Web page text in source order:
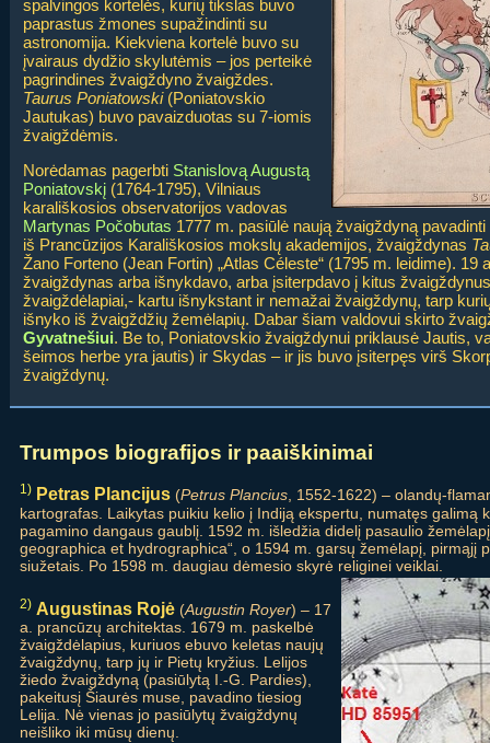
spalvingos kortelės, kurių tikslas buvo
paprastus žmones supažindinti su
astronomija. Kiekviena kortelė buvo su
įvairaus dydžio skylutėmis – jos perteikė
pagrindines žvaigždyno žvaigždes.
Taurus Poniatowski(Poniatovskio
Jautukas) buvo pavaizduotas su 7-iomis
žvaigždėmis.
Norėdamas pagerbti Stanislovą Augustą
Poniatovskį (1764-1795), Vilniaus
karališkosios observatorijos vadovas
Martynas Počobutas 1777 m. pasiūlė naują žvaigždyną
iš Prancūzijos Karališkosios mokslų akademijos, žvaigždynas
Žano Forteno (Jean Fortin) „Atlas Céleste“ (1795 m. leidime). 19
žvaigždynas arba išnykdavo, arba įsiterpdavo į kitus
žvaigždėlapiai,- kartu išnykstant ir nemažai žvaigždynų, tarp
išnyko iš žvaigždžių žemėlapių. Dabar šiam valdovui skirto
Gyvatnešiui. Be to, Poniatovskio žvaigždynui priklausė Jautis,
šeimos herbe yra jautis) ir Skydas – ir jis buvo įsiterpęs virš
žvaigždynų.
Trumpos biografijos ir paaiškinimai
1) Petras Plancijus (Petrus Plancius , 1552-1622) – olandų-
kartografas. Laikytas puikiu kelio į Indiją ekspertu, numatęs galimą
pagamino dangaus gaublį. 1592 m. išledžia didelį pasaulio
geographica et hydrographica“, o 1594 m. garsų žemėlapį, pirmąjį
siužetais. Po 1598 m. daugiau dėmesio skyrė religinei veiklai.
2) Augustinas Rojė (Augustin Royer) – 17
a. prancūzų architektas. 1679 m. paskelbė
žvaigždėlapius, kuriuos ebuvo keletas naujų
žvaigždynų, tarp jų ir Pietų kryžius. Lelijos
žiedo žvaigždyną (pasiūlytą I.-G. Pardies),
pakeitusį Šiaurės muse, pavadino tiesiog
Lelija. Nė vienas jo pasiūlytų žvaigždynų
neišliko iki mūsų dienų.